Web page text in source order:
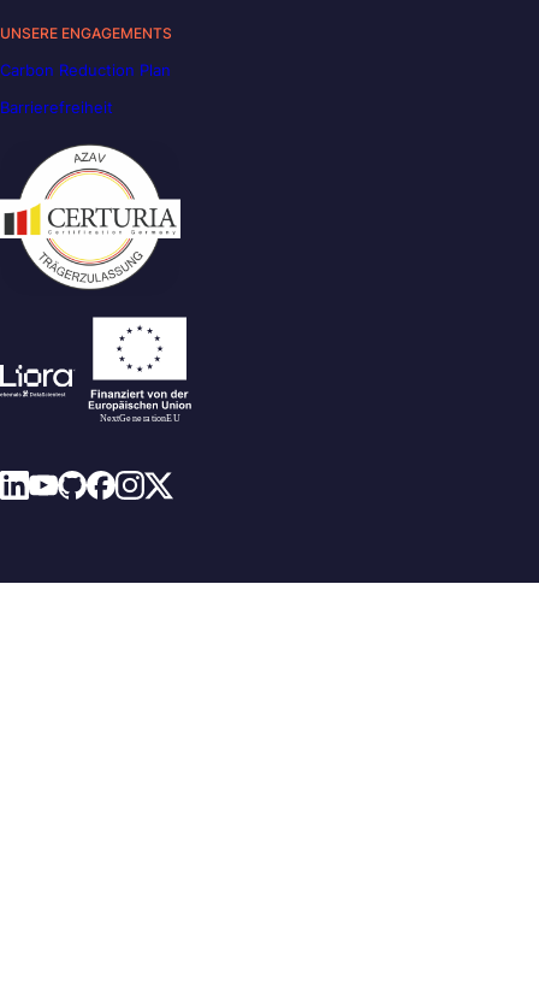
UNSERE ENGAGEMENTS
Carbon Reduction Plan
Barrierefreiheit